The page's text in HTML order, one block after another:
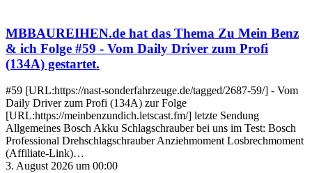
MBBAUREIHEN.de hat das Thema Zu Mein Benz
& ich Folge #59 - Vom Daily Driver zum Profi
(134A) gestartet.
#59 [URL:https://nast-sonderfahrzeuge.de/tagged/2687-59/] - Vom
Daily Driver zum Profi (134A) zur Folge
[URL:https://meinbenzundich.letscast.fm/] letzte Sendung
Allgemeines Bosch Akku Schlagschrauber bei uns im Test: Bosch
Professional Drehschlagschrauber Anziehmoment Losbrechmoment
(Affiliate-Link)…
3. August 2026 um 00:00